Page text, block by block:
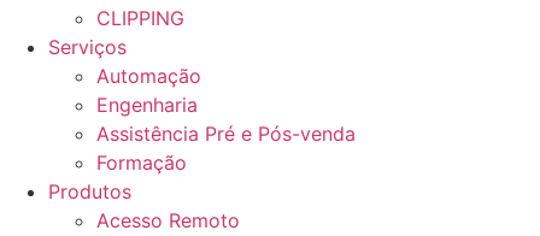
CLIPPING
Serviços
Automação
Engenharia
Assistência Pré e Pós-venda
Formação
Produtos
Acesso Remoto